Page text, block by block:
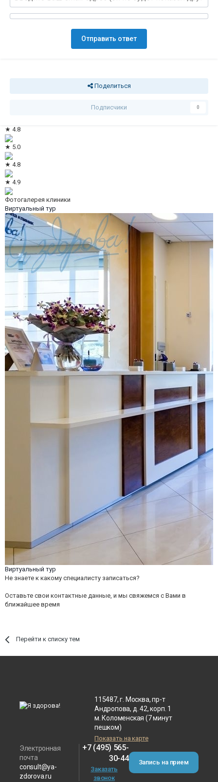
Отправить ответ
Поделиться
Подписчики 0
★ 4.8
★ 5.0
★ 4.8
★ 4.9
Фотогалерея клиники
Виртуальный тур
Виртуальный тур
Не знаете к какому специалисту записаться?
Оставьте свои контактные данные, и мы свяжемся с Вами в
ближайшее время
Перейти к списку тем
115487, г. Москва, пр-т
Андропова, д. 42, корп. 1
м. Коломенская (7 минут
пешком)
Показать на карте
Электронная
почта
consult@ya-
zdorova.ru
+7 (495) 565-
30-44
Заказать
звонок
Запись на прием